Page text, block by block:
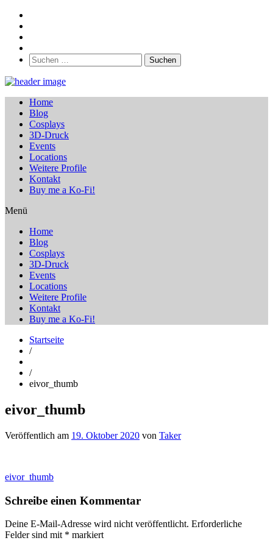
Suchen
nach:
Home
Blog
Cosplays
3D-Druck
Events
Locations
Weitere Profile
Kontakt
Buy me a Ko-Fi!
Menü
Home
Blog
Cosplays
3D-Druck
Events
Locations
Weitere Profile
Kontakt
Buy me a Ko-Fi!
Startseite
/
/
eivor_thumb
eivor_thumb
Veröffentlich am 19. Oktober 2020 von Taker
Beitragsnavigation
eivor_thumb
Schreibe einen Kommentar
Deine E-Mail-Adresse wird nicht veröffentlicht. Erforderliche
Felder sind mit * markiert